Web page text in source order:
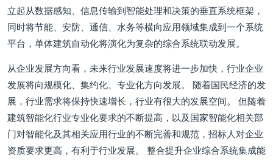
立起从数据感知、信息传输到智能处理和决策的垂直系统框架，
同时将节能、安防、通信、水务等横向应用领域集成到一个系统
平台，单体建筑自动化将演化为复杂的综合系统联动发展。
从企业发展方向看，未来行业发展速度将进一步加快，行业企业
发展将向规模化、集约化、专业化方向发展。 随着国民经济的发
展，行业需求将保持快速增长，行业有很大的发展空间。 但随着
建筑智能化行业专业化要求的不断提高，以及国家智能化相关部
门对智能化及其相关应用行业的不断完善和规范，招标人对企业
资质要求更高，有利于行业发展。 整合提升企业综合系统集成能